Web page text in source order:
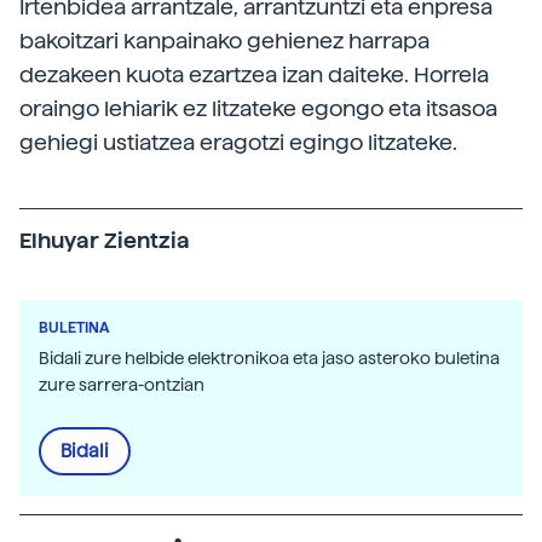
Irtenbidea arrantzale, arrantzuntzi eta enpresa
bakoitzari kanpainako gehienez harrapa
dezakeen kuota ezartzea izan daiteke. Horrela
oraingo lehiarik ez litzateke egongo eta itsasoa
gehiegi ustiatzea eragotzi egingo litzateke.
Elhuyar Zientzia
BULETINA
Bidali zure helbide elektronikoa eta jaso asteroko buletina
zure sarrera-ontzian
Bidali